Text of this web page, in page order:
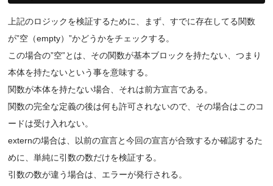
上記のロジックを検証するために、まず、すでに存在してる関数
が”空（empty）”かどうかをチェックする。
この場合の”空”とは、その関数が基本ブロックを持たない、つまり
本体を持たないという事を意味する。
関数が本体を持たない場合、それは前方宣言である。
関数の完全な定義の後は何も許可されないので、その場合はこのコ
ードは受け入れない。
externの場合は、以前の宣言と今回の宣言が合致するか確認するた
めに、単純に引数の数だけを検証する。
引数の数が違う場合は、エラーが発行される。